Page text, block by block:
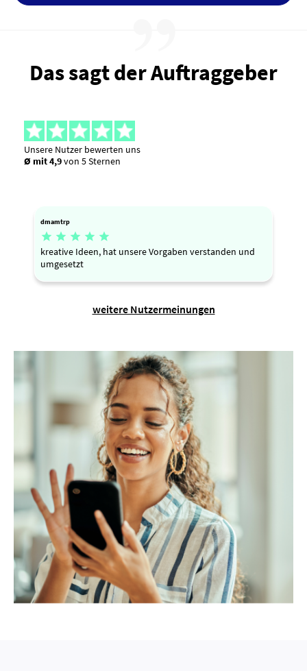
Das sagt der Auftraggeber
Unsere Nutzer bewerten uns
Ø mit 4,9von 5 Sternen
dmamtrp
    
kreative Ideen, hat unsere Vorgaben verstanden und
umgesetzt
weitere Nutzermeinungen